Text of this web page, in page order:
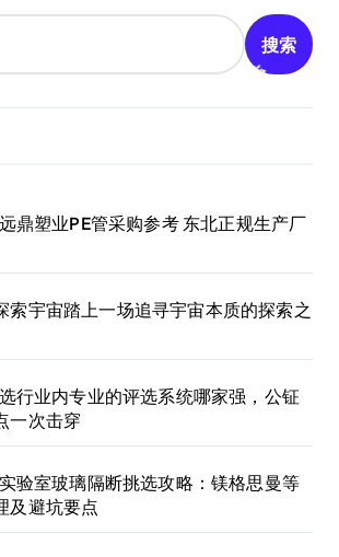
搜索
鼎塑业PE管采购参考 东北正规生产厂
索宇宙踏上一场追寻宇宙本质的探索之
行业内专业的评选系统哪家强，公钲
一次击穿
验室玻璃隔断挑选攻略：镁格思曼等
及避坑要点